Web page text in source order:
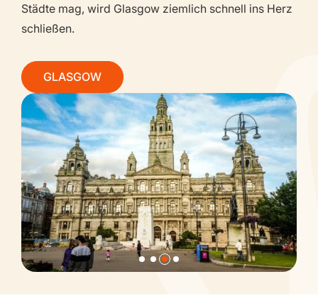
Städte mag, wird Glasgow ziemlich schnell ins Herz
schließen.
GLASGOW